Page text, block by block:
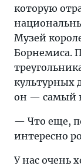
которую
Музей
Борнемиса.
культурных
он — самый
— Что еще,
интересно
У нас очень